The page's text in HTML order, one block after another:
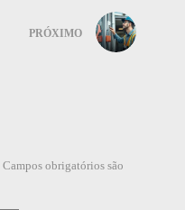
PRÓXIMO
Campos obrigatórios são